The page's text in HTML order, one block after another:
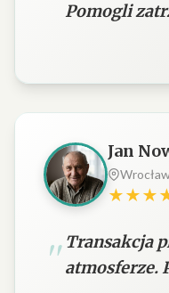
Pomogli
Jan
Transakcja
atmosferze.